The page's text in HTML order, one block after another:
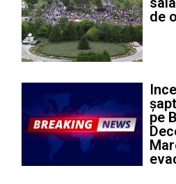
de
pe